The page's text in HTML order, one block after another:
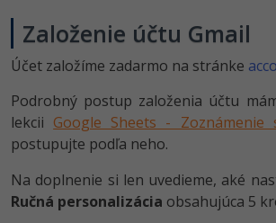
Založenie účtu Gmail
Účet založíme zadarmo na stránke
Podrobný postup založenia účtu
lekcii Google Sheets - Zoznámenie
postupujte podľa neho.
Na doplnenie si len uvedieme, aké
Ručná personalizácia obsahujúca 5